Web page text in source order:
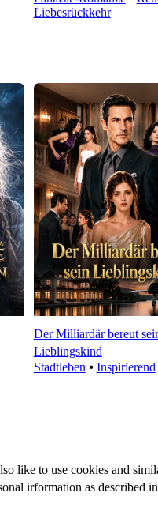
Liebesrückkehr
Der Milliardär bereut
Lieblingskind
Stadtleben ⦁ Inspirierend
like to use cookies and
irformation as described